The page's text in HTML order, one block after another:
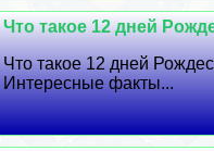
Что такое 12 дней
Что такое 12 дней
Интересные факты...